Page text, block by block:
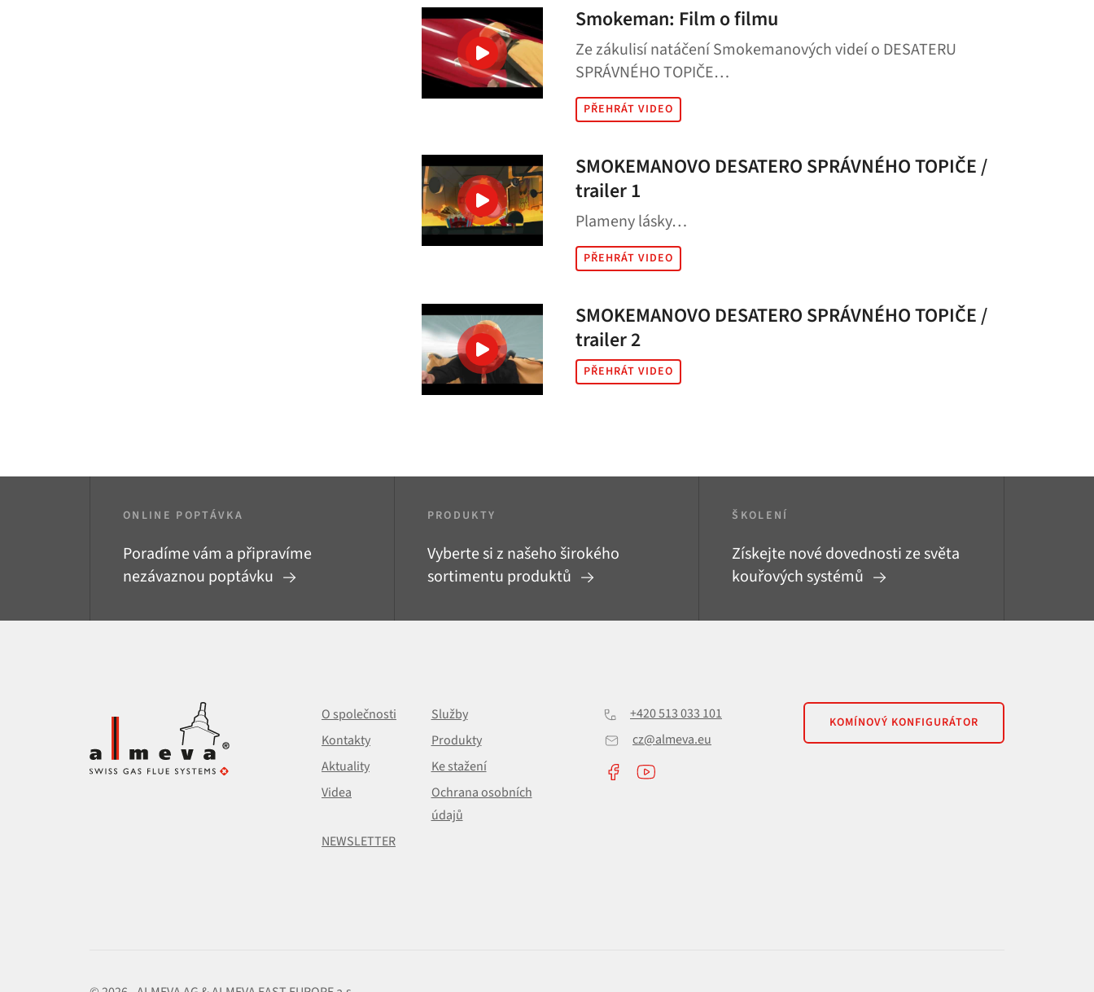
Smokeman: Film o filmu
Ze zákulisí natáčení Smokemanových videí o DESATERU
SPRÁVNÉHO TOPIČE…
PŘEHRÁT VIDEO
SMOKEMANOVO DESATERO SPRÁVNÉHO TOPIČE /
trailer 1
Plameny lásky…
PŘEHRÁT VIDEO
SMOKEMANOVO DESATERO SPRÁVNÉHO TOPIČE /
trailer 2
PŘEHRÁT VIDEO
ONLINE POPTÁVKA
Poradíme vám a připravíme
nezávaznou poptávku
PRODUKTY
Vyberte si z našeho širokého
sortimentu produktů
ŠKOLENÍ
Získejte nové dovednosti ze světa
kouřových systémů
O společnosti
Služby
Kontakty
Produkty
Aktuality
Ke stažení
Videa
Ochrana osobních
údajů
NEWSLETTER
+420 513 033 101
cz@almeva.eu
KOMÍNOVÝ KONFIGURÁTOR